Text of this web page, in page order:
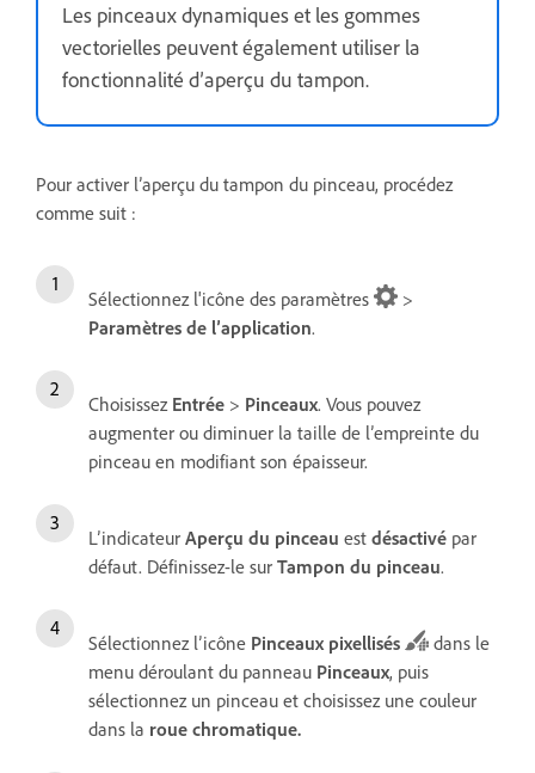
Les pinceaux dynamiques et les gommes
vectorielles peuvent également utiliser la
fonctionnalité d’aperçu du tampon.
Pour activer l’aperçu du tampon du pinceau, procédez
comme suit :
Sélectionnez l'icône des paramètres
>
Paramètres de l’application.
Choisissez Entrée > Pinceaux. Vous pouvez
augmenter ou diminuer la taille de l’empreinte du
pinceau en modifiant son épaisseur.
L’indicateur Aperçu du pinceau est désactivé par
défaut. Définissez-le sur Tampon du pinceau.
Sélectionnez l’icône Pinceaux pixellisés
dans le
menu déroulant du panneau Pinceaux, puis
sélectionnez un pinceau et choisissez une couleur
dans la roue chromatique.